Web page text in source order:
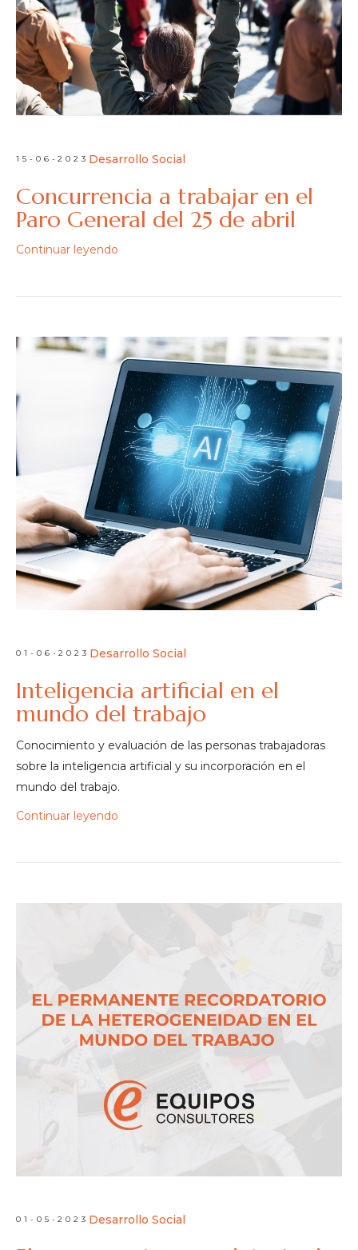
15-06-2023 Desarrollo Social
Concurrencia a trabajar en el
Paro General del 25 de abril
Continuar leyendo
01-06-2023 Desarrollo Social
Inteligencia artificial en el
mundo del trabajo
Conocimiento y evaluación de las personas trabajadoras
sobre la inteligencia artificial y su incorporación en el
mundo del trabajo.
Continuar leyendo
01-05-2023 Desarrollo Social